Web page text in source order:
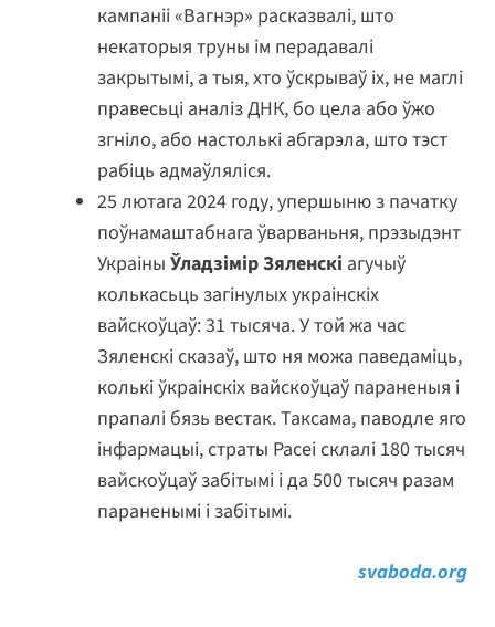
кампаніі «Вагнэр» расказвалі, што
некаторыя труны ім перадавалі
закрытымі, а тыя, хто ўскрываў іх, не маглі
правесьці аналіз ДНК, бо цела або ўжо
згніло, або настолькі абгарэла, што тэст
рабіць адмаўляліся.
25 лютага 2024 году, упершыню з пачатку
поўнамаштабнага ўварваньня, прэзыдэнт
Украіны Ўладзімір Зяленскі агучыў
колькасьць загінулых украінскіх
вайскоўцаў: 31 тысяча. У той жа час
Зяленскі сказаў, што ня можа паведаміць,
колькі ўкраінскіх вайскоўцаў параненыя і
прапалі бязь вестак. Таксама, паводле яго
інфармацыі, страты Расеі склалі 180 тысяч
вайскоўцаў забітымі і да 500 тысяч разам
параненымі і забітымі.
svaboda.org